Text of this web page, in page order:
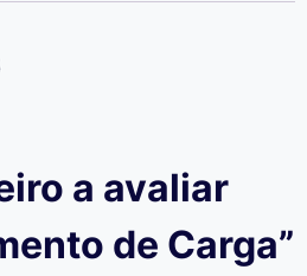
a avaliar
de Carga”